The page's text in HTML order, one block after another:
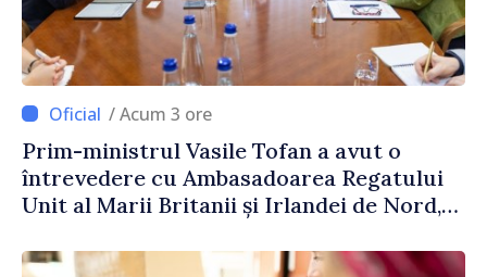
/ Acum 3 ore
Prim-ministrul Vasile Tofan a avut o
întrevedere cu Ambasadoarea Regatului
Unit al Marii Britanii și Irlandei de Nord,